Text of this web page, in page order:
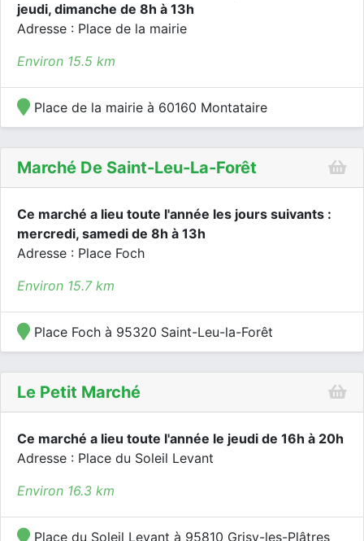
jeudi, dimanche de 8h à 13h
Adresse : Place de la mairie
Environ 15.5 km
Place de la mairie à 60160 Montataire
Marché De Saint-Leu-La-Forêt
Ce marché a lieu toute l'année les jours suivants :
mercredi, samedi de 8h à 13h
Adresse : Place Foch
Environ 15.7 km
Place Foch à 95320 Saint-Leu-la-Forêt
Le Petit Marché
Ce marché a lieu toute l'année le jeudi de 16h à 20h
Adresse : Place du Soleil Levant
Environ 16.3 km
Place du Soleil Levant à 95810 Grisy-les-Plâtres